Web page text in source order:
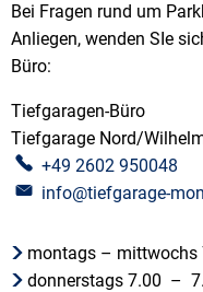
Bei Fragen rund um
Anliegen, wenden SIe
Büro:
Tiefgaragen-Büro
Tiefgarage Nord/
+49 2602 950048
info@tiefgarage-
montags – mittwochs
donnerstags 7.00 –